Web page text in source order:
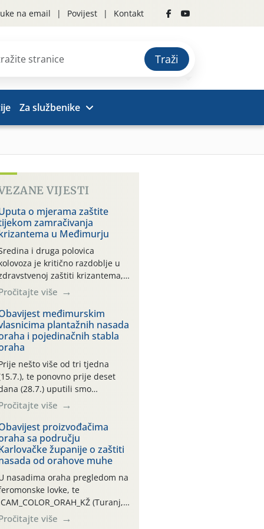
na email Povijest Kontakt
Traži
Za službenike
VIJESTI
o mjerama zaštite
zamračivanja
u Međimurju
i druga polovica
je kritično razdoblje u
zaštiti krizantema,
prije zamračivanja u proteklom
smo mjesecu tri puta upućivali
o preventivnim
zaštite krizantema od
uzročnika bolesti,
i fito-fagnih grinja (23.7.,
06.7.)! Na početku ovog
je zabilježeno je
i ekstremno vruće
razdoblje, uz
temperature […]
više
međimurskim
plantažnih nasada
i pojedinačnih stabla
nešto više od tri tjedna
te ponovno prije deset
(28.7.) uputili smo
vlasnicima plantažnih
nasada oraha i pojedinačnih
o početku leta i
potrebi usmjerenog
orahove muhe
completa)! Već
dana traje drugi
“toplinski udar”, koji
naročito izražen zadnja šest
(31.7.-05.8.), jer najviše
zraka svakodnevno
više
proizvođačima
sa području
županije o zaštiti
od orahove muhe
nasadima oraha pregledom na
lovke, te
CAM_COLOR_ORAH_KŽ (Turanj,
zabilježena je mala
više